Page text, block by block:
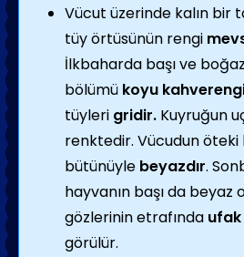
Vücut üzerinde kalın bir
tüy örtüsünün rengi
İlkbaharda başı ve
bölümü koyu
tüyleri gridir. Kuyruğun
renktedir. Vücudun
bütünüyle beyazdır.
hayvanın başı da beyaz
gözlerinin etrafında
görülür.